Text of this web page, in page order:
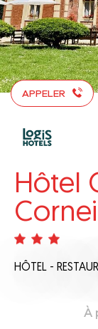
APPELER
Hôtel
HÔTEL -
À